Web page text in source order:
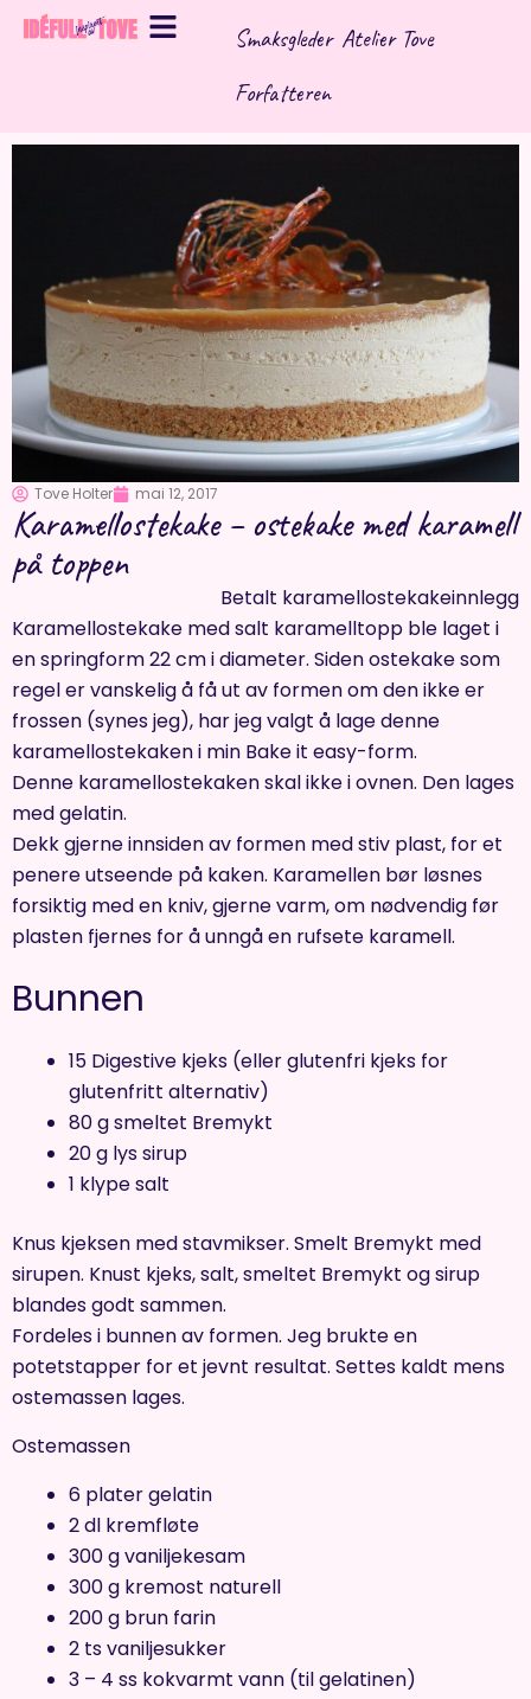
Hopp
rett
Smaksgleder Atelier Tove
Forfatteren
Tove Holter mai 12, 2017
Karamellostekake – ostekake med karamell
på toppen
Betalt karamellostekakeinnlegg
Karamellostekake med salt karamelltopp ble laget i
en springform 22 cm i diameter. Siden ostekake som
regel er vanskelig å få ut av formen om den ikke er
frossen (synes jeg), har jeg valgt å lage denne
karamellostekaken i min Bake it easy-form.
Denne karamellostekaken skal ikke i ovnen. Den lages
med gelatin.
Dekk gjerne innsiden av formen med stiv plast, for et
penere utseende på kaken. Karamellen bør løsnes
forsiktig med en kniv, gjerne varm, om nødvendig før
plasten fjernes for å unngå en rufsete karamell.
Bunnen
15 Digestive kjeks (eller glutenfri kjeks for
glutenfritt alternativ)
80 g smeltet Bremykt
20 g lys sirup
1 klype salt
Knus kjeksen med stavmikser. Smelt Bremykt med
sirupen. Knust kjeks, salt, smeltet Bremykt og sirup
blandes godt sammen.
Fordeles i bunnen av formen. Jeg brukte en
potetstapper for et jevnt resultat. Settes kaldt mens
ostemassen lages.
Ostemassen
6 plater gelatin
2 dl kremfløte
300 g vaniljekesam
300 g kremost naturell
200 g brun farin
2 ts vaniljesukker
3 – 4 ss kokvarmt vann (til gelatinen)